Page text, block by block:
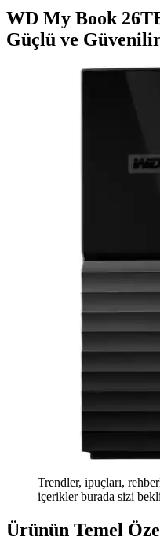
WD My Book
Güçlü ve
Trendler, ipuçları,
içerikler burada sizi
Ürünün Temel